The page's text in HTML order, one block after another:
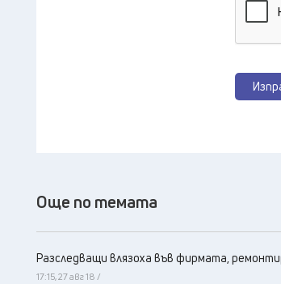
Още по темата
Разследващи влязоха във фирмата,
17:15, 27 авг 18 /